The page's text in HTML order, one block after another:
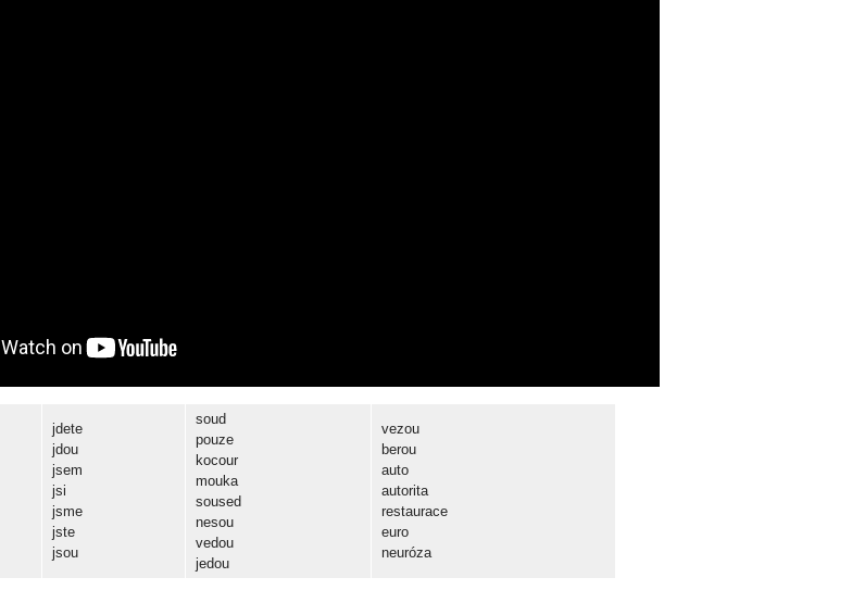
jdete
jdou
jsem
jsi
jsme
jste
jsou
soud
pouze
kocour
mouka
soused
nesou
vedou
jedou
vezou
berou
auto
autorita
restaurace
euro
neuróza